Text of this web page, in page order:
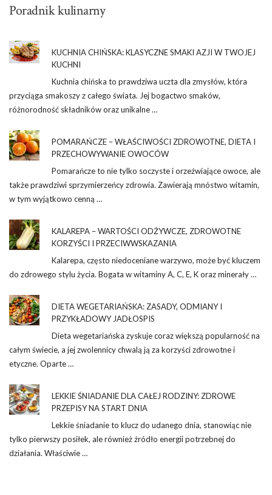
Poradnik kulinarny
KUCHNIA CHIŃSKA: KLASYCZNE SMAKI AZJI W TWOJEJ
KUCHNI
Kuchnia chińska to prawdziwa uczta dla zmysłów, która
przyciąga smakoszy z całego świata. Jej bogactwo smaków,
różnorodność składników oraz unikalne …
POMARAŃCZE – WŁAŚCIWOŚCI ZDROWOTNE, DIETA I
PRZECHOWYWANIE OWOCÓW
Pomarańcze to nie tylko soczyste i orzeźwiające owoce, ale
także prawdziwi sprzymierzeńcy zdrowia. Zawierają mnóstwo witamin,
w tym wyjątkowo cenną …
KALAREPA – WARTOŚCI ODŻYWCZE, ZDROWOTNE
KORZYŚCI I PRZECIWWSKAZANIA
Kalarepa, często niedoceniane warzywo, może być kluczem
do zdrowego stylu życia. Bogata w witaminy A, C, E, K oraz minerały …
DIETA WEGETARIAŃSKA: ZASADY, ODMIANY I
PRZYKŁADOWY JADŁOSPIS
Dieta wegetariańska zyskuje coraz większą popularność na
całym świecie, a jej zwolennicy chwalą ją za korzyści zdrowotne i
etyczne. Oparte …
LEKKIE ŚNIADANIE DLA CAŁEJ RODZINY: ZDROWE
PRZEPISY NA START DNIA
Lekkie śniadanie to klucz do udanego dnia, stanowiąc nie
tylko pierwszy posiłek, ale również źródło energii potrzebnej do
działania. Właściwie …